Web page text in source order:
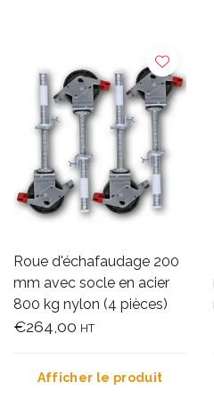
Roue d'échafaudage 200
mm avec socle en acier
800 kg nylon (4 pièces)
€264,00 HT
Afficher le produit